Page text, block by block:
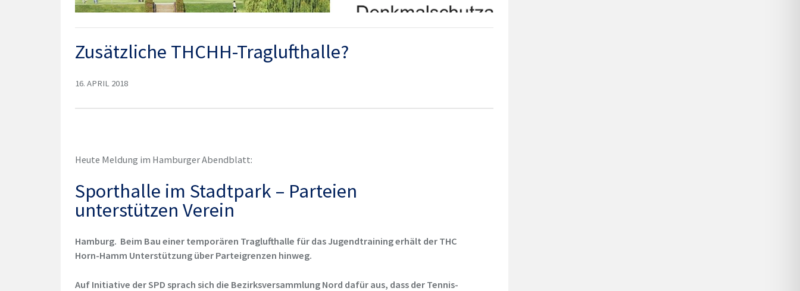
Zusätzliche THCHH-Traglufthalle?
16. APRIL 2018
Heute Meldung im Hamburger Abendblatt:
Sporthalle im Stadtpark – Parteien
unterstützen Verein
Hamburg. Beim Bau einer temporären Traglufthalle für das Jugendtraining erhält der THC
Horn-Hamm Unterstützung über Parteigrenzen hinweg.
Auf Initiative der SPD sprach sich die Bezirksversammlung Nord dafür aus, dass der Tennis-